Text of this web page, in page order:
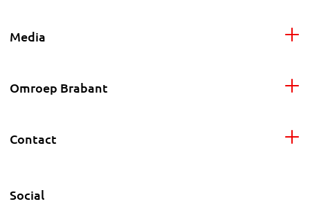
Media
Omroep Brabant
Contact
Social